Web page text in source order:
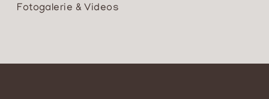
Fotogalerie & Videos